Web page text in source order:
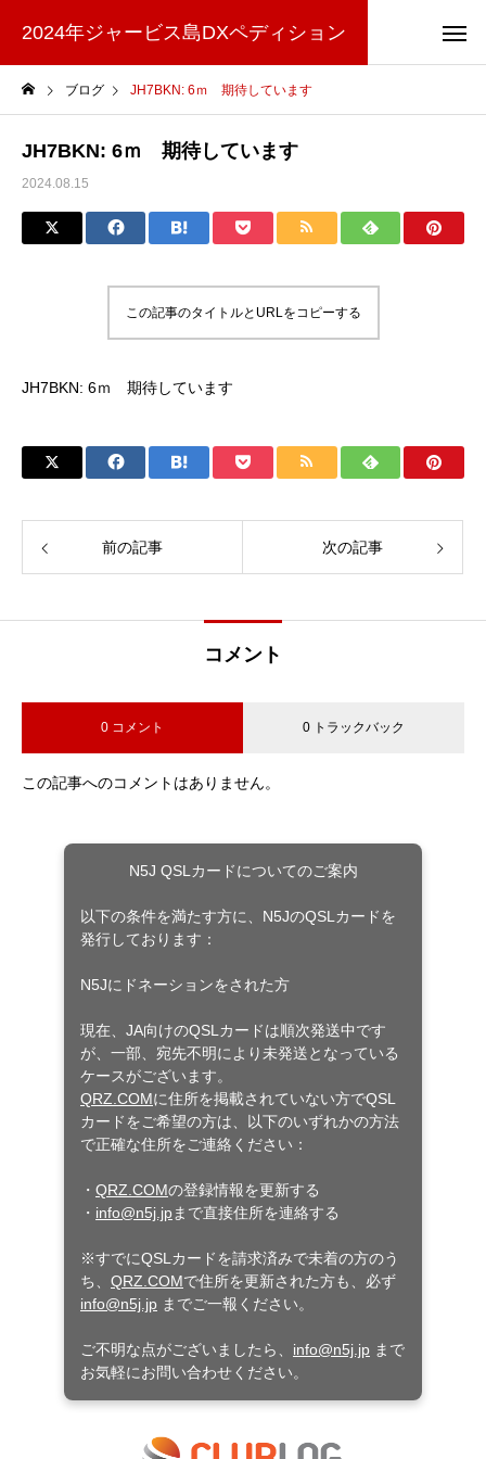
2024年ジャービス島DXペディション
ブログ JH7BKN: 6ｍ 期待しています
JH7BKN: 6ｍ 期待しています
2024.08.15
この記事のタイトルとURLをコピーする
JH7BKN: 6ｍ 期待しています
前の記事 次の記事
コメント
0 コメント 0 トラックバック
この記事へのコメントはありません。
N5J QSLカードについてのご案内
以下の条件を満たす方に、N5JのQSLカードを
発行しております：
N5Jにドネーションをされた方
現在、JA向けのQSLカードは順次発送中です
が、一部、宛先不明により未発送となっている
ケースがございます。
QRZ.COMに住所を掲載されていない方でQSL
カードをご希望の方は、以下のいずれかの方法
で正確な住所をご連絡ください：
・ QRZ.COMの登録情報を更新する
・ info@n5j.jpまで直接住所を連絡する
※すでにQSLカードを請求済みで未着の方のう
ち、 QRZ.COMで住所を更新された方も、必ず
info@n5j.jp までご一報ください。
ご不明な点がございましたら、 info@n5j.jp まで
お気軽にお問い合わせください。